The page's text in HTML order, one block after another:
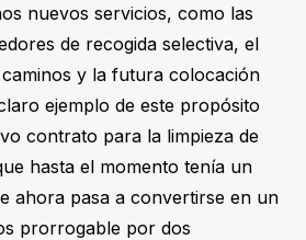
nuevos servicios, como las
de recogida selectiva, el
y la futura colocación
ejemplo de este propósito
contrato para la limpieza de
hasta el momento tenía un
ahora pasa a convertirse en un
prorrogable por dos